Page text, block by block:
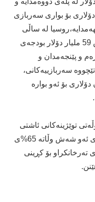
كه‌ له‌و ساڵه‌دا 73 ملیار دۆلاری بۆ بواری سه‌ربازی
له‌ ساڵی
رابردوودا 62 ملیار دۆلار و به‌ریتانیاش 59 ملیار دۆلار بودجه‌ی
و پێنجه‌مدان و
سه‌ربازییه‌كانی،
57 ملیار و 500 ملیۆن دۆلاری بۆ ئه‌و بواره‌
توێژینه‌كانی ئاشتی
ستۆكهۆڵمدا هاتووه‌، بودجه‌ی سه‌ربازی ئه‌و شه‌ش وڵاته‌ 65%ی
بۆ كڕینی